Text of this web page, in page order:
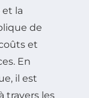
et la
de
et
En
il est
travers les